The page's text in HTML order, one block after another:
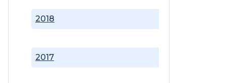
2017
2018